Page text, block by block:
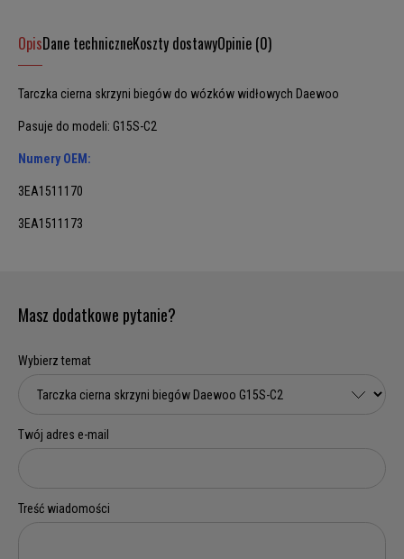
OpisDane techniczneKoszty dostawyOpinie (0)
Tarczka cierna skrzyni biegów do wózków widłowych Daewoo
Pasuje do modeli: G15S-C2
Numery OEM:
3EA1511170
3EA1511173
Masz dodatkowe pytanie?